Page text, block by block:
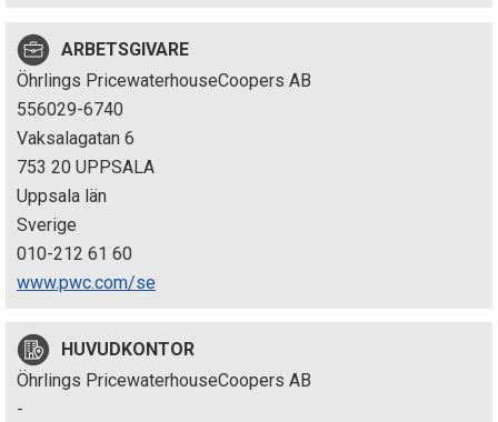
p
e
k
t
i
o
n
e
n
ARBETSGIVARE
Öhrlings PricewaterhouseCoopers AB
556029-6740
Vaksalagatan 6
753 20 UPPSALA
Uppsala län
Sverige
010-212 61 60
www.pwc.com/se
HUVUDKONTOR
Öhrlings PricewaterhouseCoopers AB
-